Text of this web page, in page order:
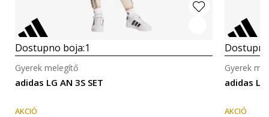
Dostupno boja:1
adidas LG AN 3S SET
Gyerek melegítő
AKCIÓ
adidas LG
Gyerek
AKCIÓ